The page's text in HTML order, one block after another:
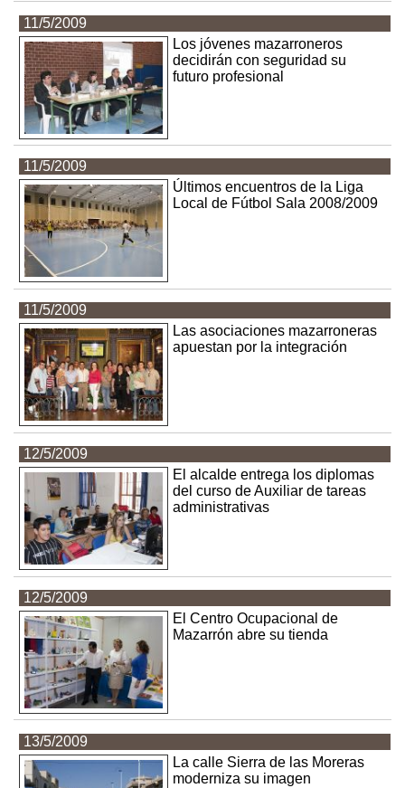
11/5/2009
Los jóvenes mazarroneros
decidirán con seguridad su
futuro profesional
11/5/2009
Últimos encuentros de la Liga
Local de Fútbol Sala 2008/2009
11/5/2009
Las asociaciones mazarroneras
apuestan por la integración
12/5/2009
El alcalde entrega los diplomas
del curso de Auxiliar de tareas
administrativas
12/5/2009
El Centro Ocupacional de
Mazarrón abre su tienda
13/5/2009
La calle Sierra de las Moreras
moderniza su imagen